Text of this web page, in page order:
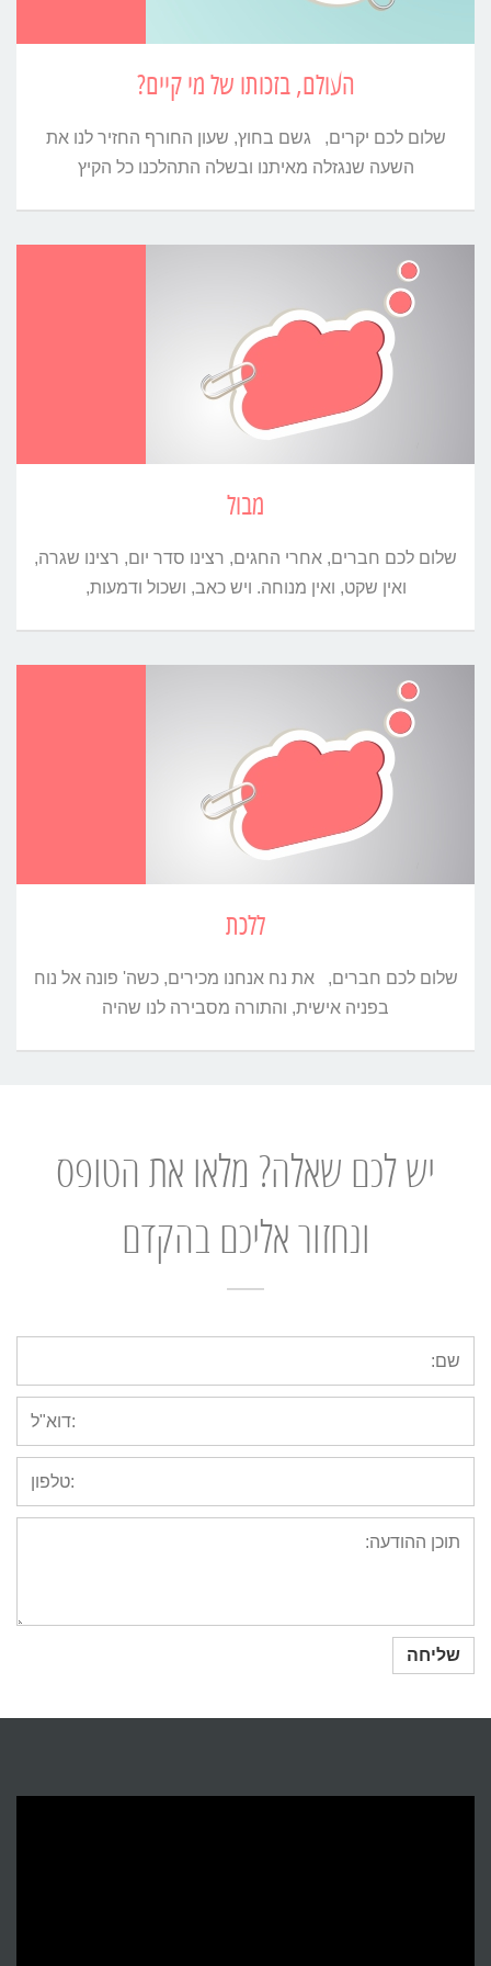
העולם, בזכותו של מי קיים?
שלום לכם יקרים, גשם בחוץ, שעון החורף החזיר לנו את
השעה שנגזלה מאיתנו ובשלה התהלכנו כל הקיץ
מבול
שלום לכם חברים, אחרי החגים, רצינו סדר יום, רצינו שגרה,
ואין שקט, ואין מנוחה. ויש כאב, ושכול ודמעות,
ללכת
שלום לכם חברים, את נח אנחנו מכירים, כשה' פונה אל נוח
בפניה אישית, והתורה מסבירה לנו שהיה
יש לכם שאלה? מלאו את הטופס
ונחזור אליכם בהקדם